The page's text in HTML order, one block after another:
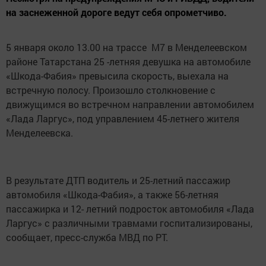
на заснеженной дороге ведут себя опрометчиво.
5 января около 13.00 на трассе М7 в Менделеевском
районе Татарстана 25 -летняя девушка на автомобиле
«Шкода-Фабия» превысила скорость, выехала на
встречную полосу. Произошло столкновение с
движущимся во встречном направлении автомобилем
«Лада Ларгус», под управлением 45-летнего жителя
Менделеевска.
В результате ДТП водитель и 25-летний пассажир
автомобиля «Шкода-Фабия», а также 56-летняя
пассажирка и 12- летний подросток автомобиля «Лада
Ларгус» с различными травмами госпитализированы,
сообщает, пресс-служба МВД по РТ.